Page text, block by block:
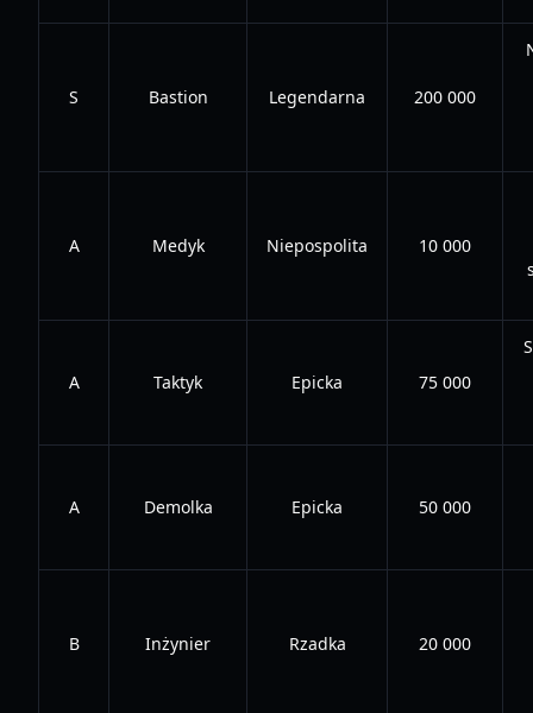
S Bastion Legendarna 200 000
A Medyk Niepospolita
10 000
A Taktyk Epicka 75 000
A Demolka Epicka 50 000
B Inżynier Rzadka 20 000